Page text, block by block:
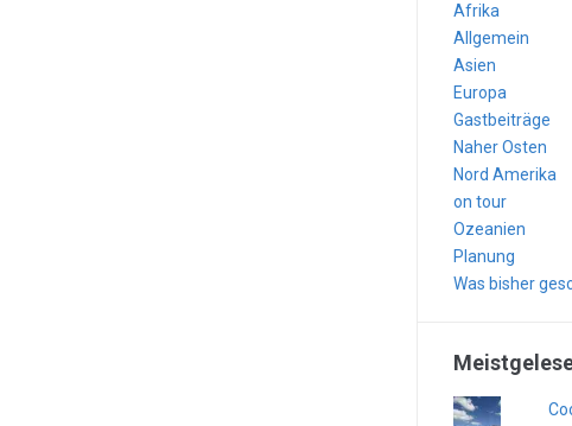
Afrika
Allgemein
Asien
Europa
Gastbeiträge
Naher Osten
Nord Amerika
on tour
Ozeanien
Planung
Was bisher